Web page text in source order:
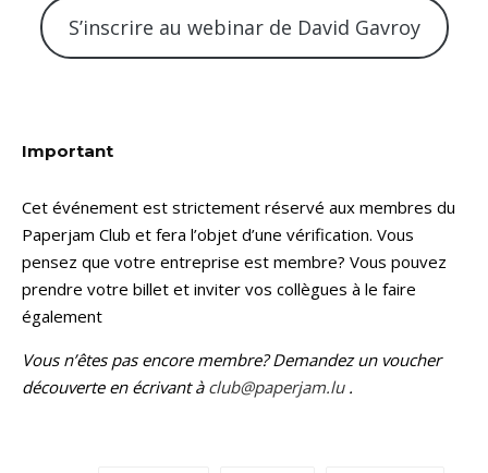
S’inscrire au webinar de David Gavroy
Important
Cet événement est strictement réservé aux membres du
Paperjam Club et fera l’objet d’une vérification. Vous
pensez que votre entreprise est membre? Vous pouvez
prendre votre billet et inviter vos collègues à le faire
également
Vous n’êtes pas encore membre? Demandez un voucher
découverte en écrivant à club@paperjam.lu.